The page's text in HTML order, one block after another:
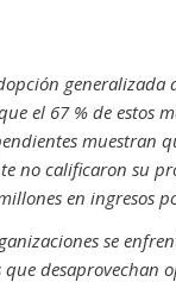
generalizada
el 67 % de estos
muestran
no calificaron su
en ingresos
se
desaprovechan